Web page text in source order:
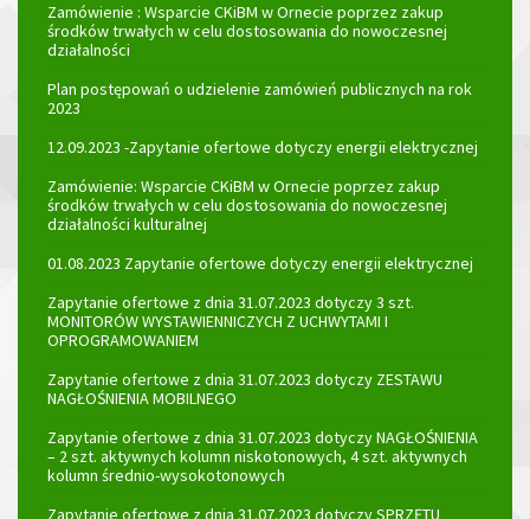
Zamówienie : Wsparcie CKiBM w Ornecie poprzez zakup
środków trwałych w celu dostosowania do nowoczesnej
działalności
Plan postępowań o udzielenie zamówień publicznych na rok
2023
12.09.2023 -Zapytanie ofertowe dotyczy energii elektrycznej
Zamówienie: Wsparcie CKiBM w Ornecie poprzez zakup
środków trwałych w celu dostosowania do nowoczesnej
działalności kulturalnej
01.08.2023 Zapytanie ofertowe dotyczy energii elektrycznej
Zapytanie ofertowe z dnia 31.07.2023 dotyczy 3 szt.
MONITORÓW WYSTAWIENNICZYCH Z UCHWYTAMI I
OPROGRAMOWANIEM
Zapytanie ofertowe z dnia 31.07.2023 dotyczy ZESTAWU
NAGŁOŚNIENIA MOBILNEGO
Zapytanie ofertowe z dnia 31.07.2023 dotyczy NAGŁOŚNIENIA
– 2 szt. aktywnych kolumn niskotonowych, 4 szt. aktywnych
kolumn średnio-wysokotonowych
Zapytanie ofertowe z dnia 31.07.2023 dotyczy SPRZĘTU